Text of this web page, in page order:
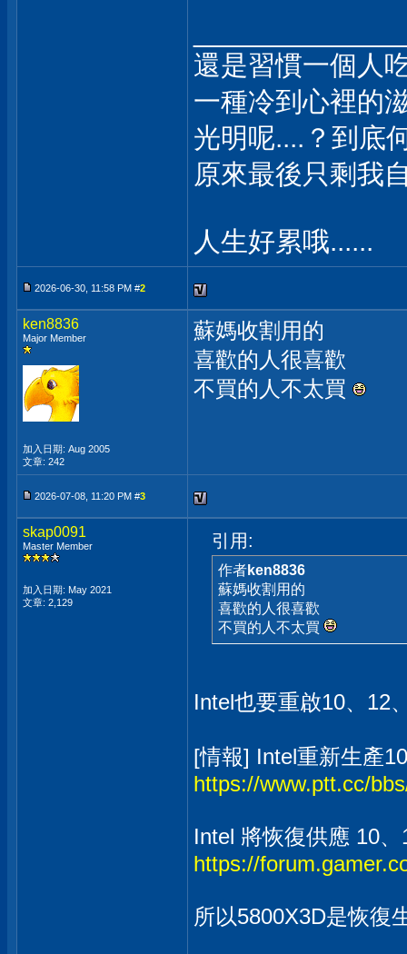
還是習慣一個人
一種冷到心裡的
光明呢....？到底
原來最後只剩我
人生好累哦......
2026-06-30, 11:58 PM #2
ken8836
Major Member
加入日期: Aug 2005
文章: 242
蘇媽收割用的
喜歡的人很喜歡
不買的人不太買
2026-07-08, 11:20 PM #3
skap0091
Master Member
加入日期: May 2021
文章: 2,129
引用:
作者ken8836
蘇媽收割用的
喜歡的人很喜歡
不買的人不太買
Intel也要重啟10、12
[情報] Intel重新生產
https://www.ptt.cc/
Intel 將恢復供應 10
https://
所以5800X3D是恢復